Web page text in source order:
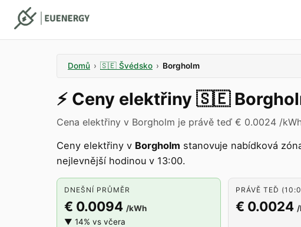
Domů › 🇸🇪 Švédsko › Borgholm
⚡️ Ceny elektřiny 🇸🇪
Cena elektřiny v Borgholm je právě teď € 0.0024 /
Ceny elektřiny v Borgholm stanovuje nabídková
nejlevnější hodinou v 13:00.
DNEŠNÍ PRŮMĚR
€ 0.0094 /kWh
▼ 14% vs včera
PRÁVĚ TEĎ
€ 0.0024